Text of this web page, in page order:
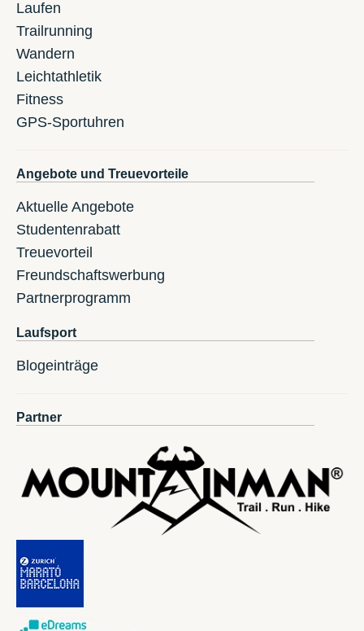
Laufen
Trailrunning
Wandern
Leichtathletik
Fitness
GPS-Sportuhren
Angebote und Treuevorteile
Aktuelle Angebote
Studentenrabatt
Treuevorteil
Freundschaftswerbung
Partnerprogramm
Laufsport
Blogeinträge
Partner